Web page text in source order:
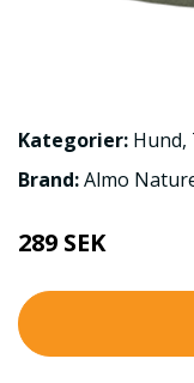
Kategorier: Hund,
Brand:Almo
289 SEK